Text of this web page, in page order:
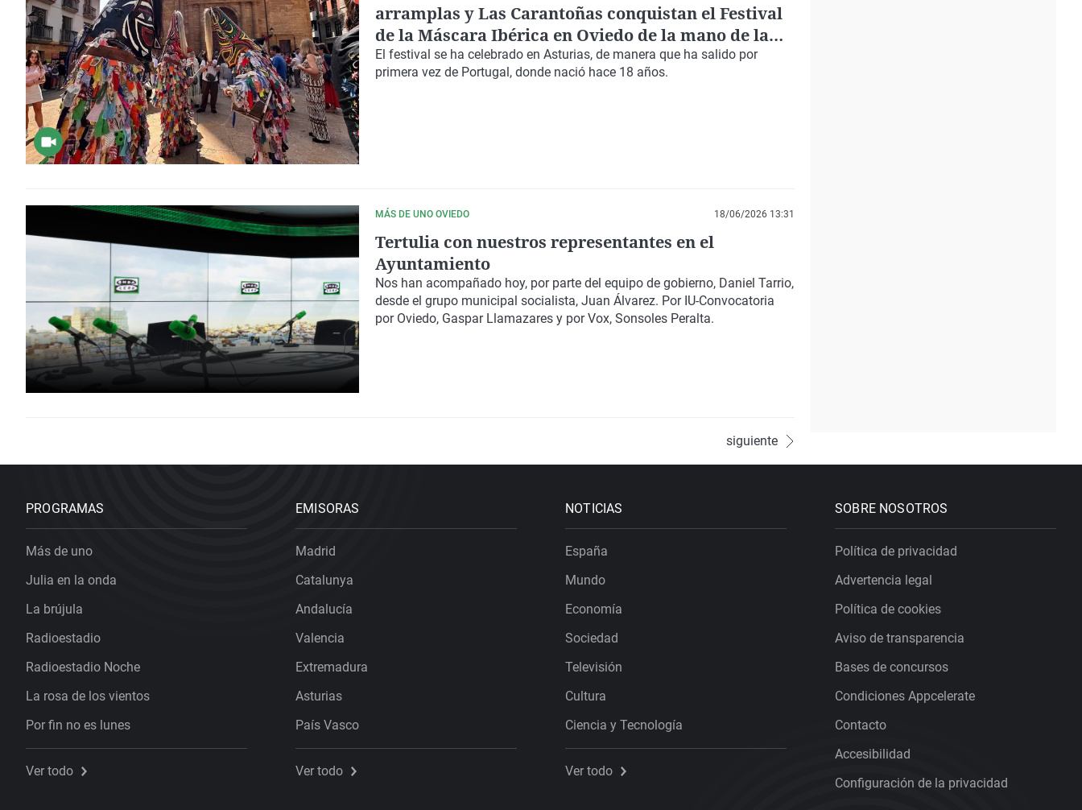
arramplas y Las Carantoñas conquistan el Festival
de la Máscara Ibérica en Oviedo de la mano de la
Diputación de Cáceres
El festival se ha celebrado en Asturias, de manera que ha salido por
primera vez de Portugal, donde nació hace 18 años.
MÁS DE UNO OVIEDO 18/06/2026 13:31
Tertulia con nuestros representantes en el
Ayuntamiento
Nos han acompañado hoy, por parte del equipo de gobierno, Daniel Tarrio,
desde el grupo municipal socialista, Juan Álvarez. Por IU-Convocatoria
por Oviedo, Gaspar Llamazares y por Vox, Sonsoles Peralta.
siguiente
PROGRAMAS
Más de uno
Julia en la onda
La brújula
Radioestadio
Radioestadio Noche
La rosa de los vientos
Por fin no es lunes
Ver todo
EMISORAS
Madrid
Catalunya
Andalucía
Valencia
Extremadura
Asturias
País Vasco
Ver todo
NOTICIAS
España
Mundo
Economía
Sociedad
Televisión
Cultura
Ciencia y Tecnología
Ver todo
SOBRE NOSOTROS
Política de privacidad
Advertencia legal
Política de cookies
Aviso de transparencia
Bases de concursos
Condiciones Appcelerate
Contacto
Accesibilidad
Configuración de la privacidad